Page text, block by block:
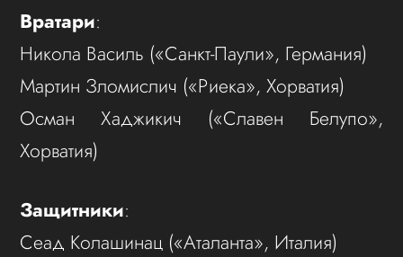
Вратари:
Никола Василь («Санкт-Паули», Германия)
Мартин Зломислич («Риека», Хорватия)
Осман Хаджикич («Славен Белупо»,
Хорватия)
Защитники:
Сеад Колашинац («Аталанта», Италия)